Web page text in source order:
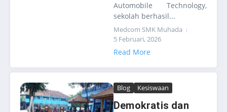
Automobile Technology,
sekolah berhasil...
Medcom SMK Muhada
5 Februari, 2026
Read More
Blog Kesiswaan
Demokratis dan